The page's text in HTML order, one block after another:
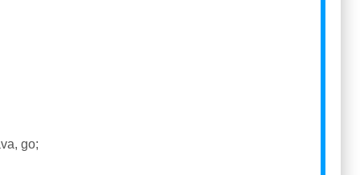
go;